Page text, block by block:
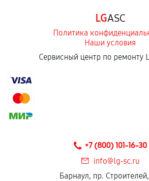
LGASC
Политика
Наши условия
Сервисный центр по ремонту
+7 (800) 101-16-30
info@lg-sc.ru
Барнаул, пр. Строителей,